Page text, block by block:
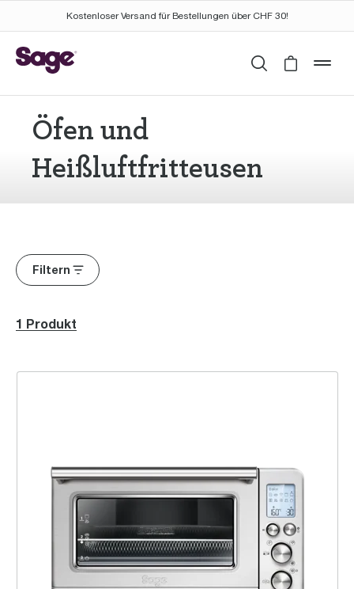
Kostenloser Versand für Bestellungen über CHF 30!
SuchenCart is
Öfen und
Heißluftfritteusen
Filtern
1 Produkt
the Smart Oven™ Air Fryer